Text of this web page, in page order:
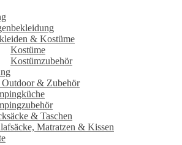
& Kostüme
Kostüme
Kostümzubehör
& Zubehör
& Taschen
Matratzen & Kissen